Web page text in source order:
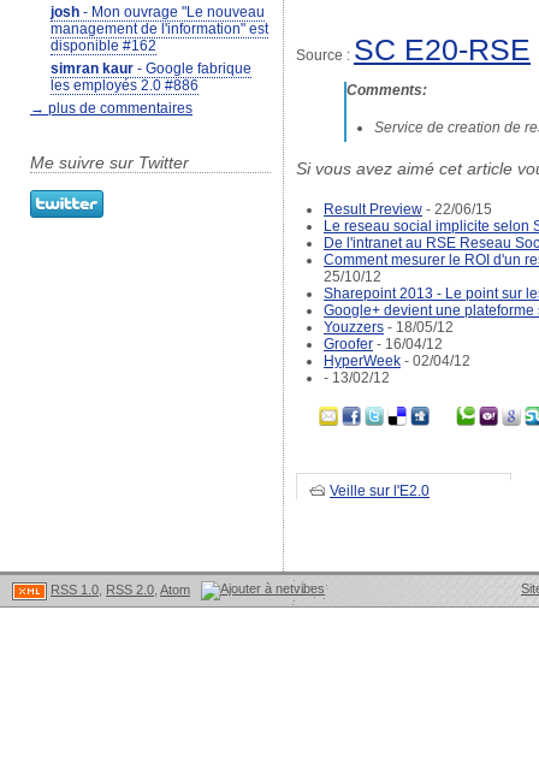
josh - Mon ouvrage "Le nouveau
management de l'information" est
disponible #162
simran kaur - Google fabrique
les employés 2.0 #886
→ plus de commentaires
Me suivre sur Twitter
Source : SC E20-RSE
Comments:
Service de creation de
Si vous avez aimé cet article
Result Preview - 22/06/15
Le reseau social implicite selon
De l'intranet au RSE Reseau
Comment mesurer le ROI d'un
25/10/12
Sharepoint 2013 - Le point sur
Google+ devient une
Youzzers - 18/05/12
Groofer - 16/04/12
HyperWeek - 02/04/12
- 13/02/12
Veille sur l'E2.0
RSS 1.0 RSS 2.0 Atom